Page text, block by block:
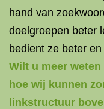
hand van
doelgroepen beter
bedient ze beter
Wilt u meer
hoe wij kunnen
linkstructuur